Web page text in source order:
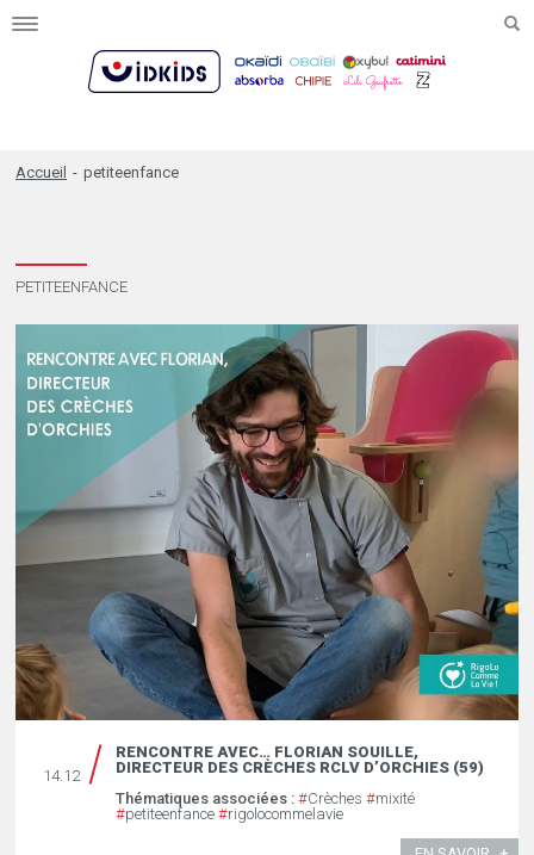
Toggle
Accueil - petiteenfance
PETITEENFANCE
14.12
RENCONTRE AVEC… FLORIAN SOUILLE,
DIRECTEUR DES CRÈCHES RCLV D’ORCHIES (59)
Thématiques associées : #Crèches #mixité
#petiteenfance #rigolocommelavie